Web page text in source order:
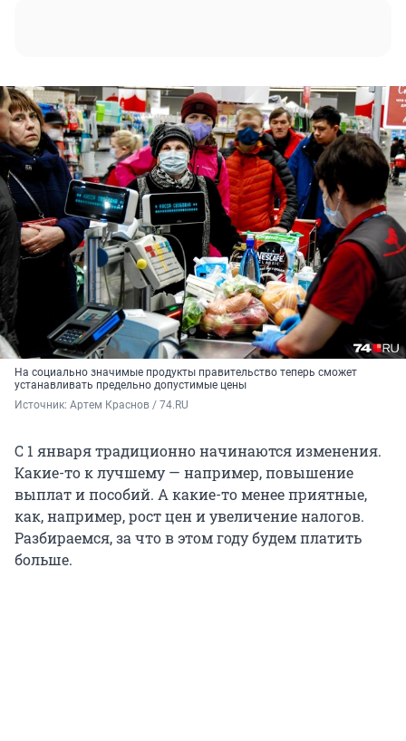
На социально значимые продукты правительство теперь сможет
устанавливать предельно допустимые цены
Источник: Артем Краснов / 74.RU
С 1 января традиционно начинаются изменения.
Какие-то к лучшему — например, повышение
выплат и пособий. А какие-то менее приятные,
как, например, рост цен и увеличение налогов.
Разбираемся, за что в этом году будем платить
больше.